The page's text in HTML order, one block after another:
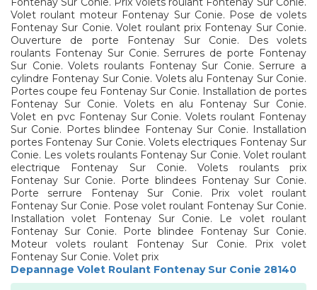
Volet roulant moteur Fontenay Sur Conie. Pose de volets
Fontenay Sur Conie. Volet roulant prix Fontenay Sur Conie.
Ouverture de porte Fontenay Sur Conie. Des volets
roulants Fontenay Sur Conie. Serrures de porte Fontenay
Sur Conie. Volets roulants Fontenay Sur Conie. Serrure a
cylindre Fontenay Sur Conie. Volets alu Fontenay Sur Conie.
Portes coupe feu Fontenay Sur Conie. Installation de portes
Fontenay Sur Conie. Volets en alu Fontenay Sur Conie.
Volet en pvc Fontenay Sur Conie. Volets roulant Fontenay
Sur Conie. Portes blindee Fontenay Sur Conie. Installation
portes Fontenay Sur Conie. Volets electriques Fontenay Sur
Conie. Les volets roulants Fontenay Sur Conie. Volet roulant
electrique Fontenay Sur Conie. Volets roulants prix
Fontenay Sur Conie. Porte blindees Fontenay Sur Conie.
Porte serrure Fontenay Sur Conie. Prix volet roulant
Fontenay Sur Conie. Pose volet roulant Fontenay Sur Conie.
Installation volet Fontenay Sur Conie. Le volet roulant
Fontenay Sur Conie. Porte blindee Fontenay Sur Conie.
Moteur volets roulant Fontenay Sur Conie. Prix volet
Fontenay Sur Conie. Volet prix
Depannage Volet Roulant Fontenay Sur Conie 28140